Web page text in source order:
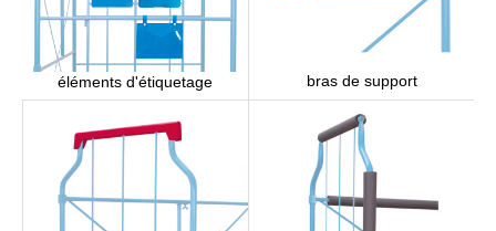
éléments d'étiquetage bras de support